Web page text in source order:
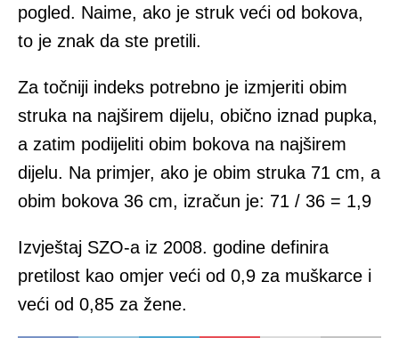
pogled. Naime, ako je struk veći od bokova,
to je znak da ste pretili.
Za točniji indeks potrebno je izmjeriti obim
struka na najširem dijelu, obično iznad pupka,
a zatim podijeliti obim bokova na najširem
dijelu. Na primjer, ako je obim struka 71 cm, a
obim bokova 36 cm, izračun je: 71 / 36 = 1,9
Izvještaj SZO-a iz 2008. godine definira
pretilost kao omjer veći od 0,9 za muškarce i
veći od 0,85 za žene.